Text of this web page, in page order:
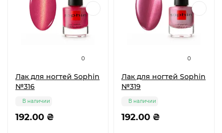
0
Лак для ногтей Sophin
№316
192.00 ₴
В наличии
0
Лак для ногтей Sophin
№319
192.00 ₴
В наличии